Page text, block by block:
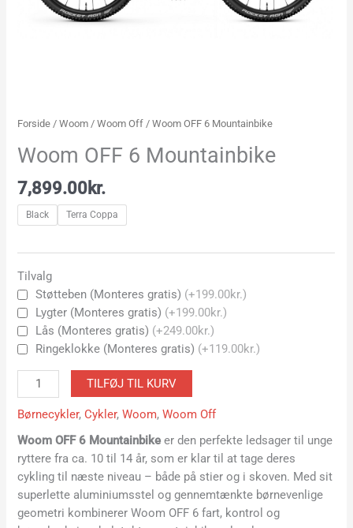
Forside /Woom /Woom Off / Woom OFF 6 Mountainbike
Woom OFF 6 Mountainbike
7,899.00kr.
Black Terra Coppa
Tilvalg
Støtteben (Monteres gratis) (+199.00kr.)
Lygter (Monteres gratis) (+199.00kr.)
Lås (Monteres gratis) (+249.00kr.)
Ringeklokke (Monteres gratis) (+119.00kr.)
TILFØJ TIL KURV
Børnecykler,Cykler,Woom,Woom Off
Woom OFF 6 Mountainbike er den perfekte ledsager til unge
ryttere fra ca. 10 til 14 år, som er klar til at tage deres
cykling til næste niveau – både på stier og i skoven. Med sit
superlette aluminiumsstel og gennemtænkte børnevenlige
geometri kombinerer Woom OFF 6 fart, kontrol og